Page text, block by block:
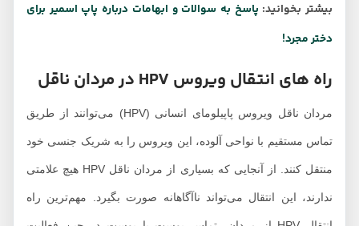
بیشتر بخوانید:پاسخ به سوالات و ابهامات درباره پاپ اسمیر برای
دختر مجرد!
راه های انتقال ویروس HPV در مردان ناقل
مردان ناقل ویروس پاپیلومای انسانی (HPV) می‌توانند از طریق
تماس مستقیم با نواحی آلوده، این ویروس را به شریک جنسی خود
منتقل کنند. از آنجایی که بسیاری از مردان ناقل HPV هیچ علامتی
ندارند، این انتقال می‌تواند ناآگاهانه صورت بگیرد. مهم‌ترین راه